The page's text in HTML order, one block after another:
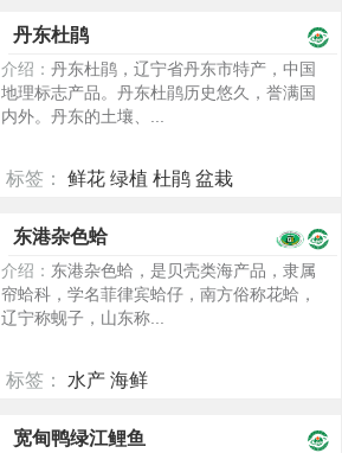
丹东杜鹃
介绍： 丹东杜鹃，辽宁省丹东市特产，中国
地理标志产品。丹东杜鹃历史悠久，誉满国
内外。丹东的土壤、...
标签： 鲜花 绿植 杜鹃 盆栽
东港杂色蛤
介绍： 东港杂色蛤，是贝壳类海产品，隶属
帘蛤科，学名菲律宾蛤仔，南方俗称花蛤，
辽宁称蚬子，山东称...
标签： 水产 海鲜
宽甸鸭绿江鲤鱼